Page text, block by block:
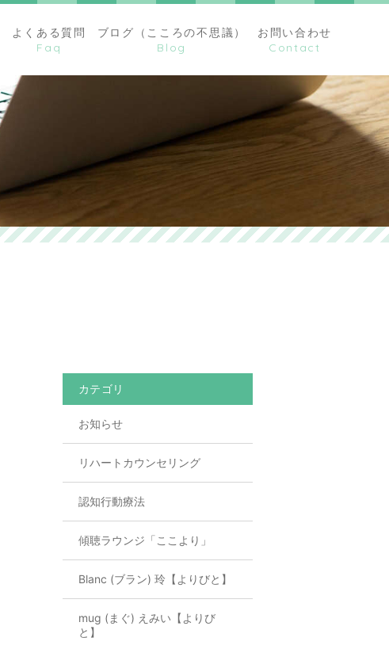
よくある質問 ブログ（こころの不思議） お問い合わせ
カテゴリ
お知らせ
リハートカウンセリング
認知行動療法
傾聴ラウンジ「ここより」
Blanc (ブラン) 玲【よりびと】
mug (まぐ) えみい【よりび
と】